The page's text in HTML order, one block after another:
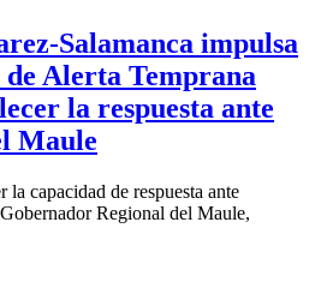
Salamanca impulsa
Alerta Temprana
la respuesta ante
Maule
capacidad de respuesta ante
Regional del Maule,